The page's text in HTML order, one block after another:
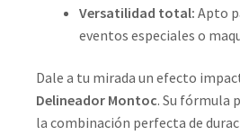
Versatilidad total: Apto
eventos especiales o
Dale a tu mirada un efecto
Delineador Montoc. Su fórmula
la combinación perfecta de